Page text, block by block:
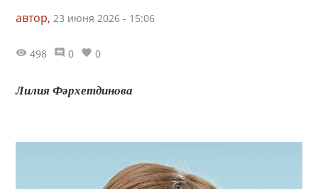
автор, 23 июня 2026 - 15:06
498 0 0
Лилия Фәрхетдинова